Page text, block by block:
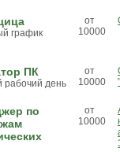
график
от
10000
ПК
рабочий день
от
10000
по
от
10000